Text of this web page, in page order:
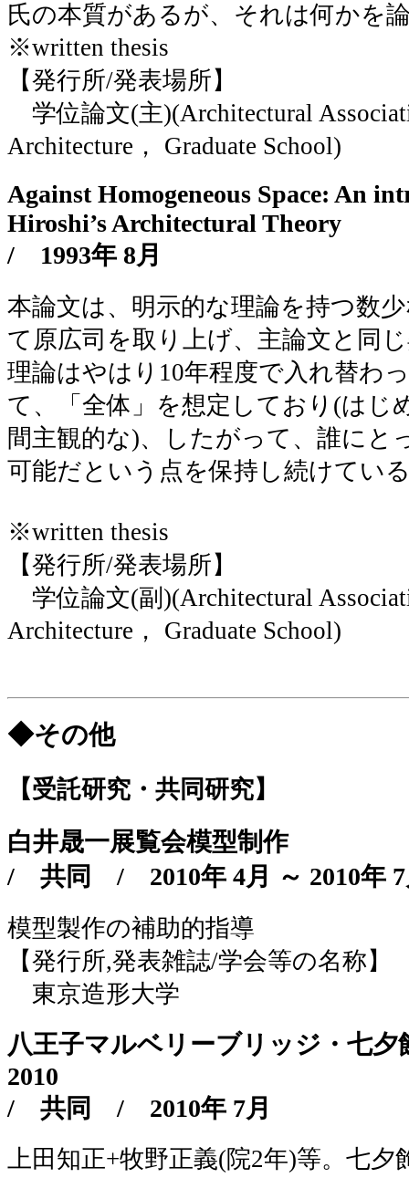
氏の本質があるが、それは何かを
※written thesis
【発行所/発表場所】
学位論文(主)(Architectural
Architecture， Graduate School)
Against Homogeneous Space: An
Hiroshi’s Architectural Theory
/ 1993年 8月
本論文は、明示的な理論を持つ数
て原広司を取り上げ、主論文と同
理論はやはり10年程度で入れ替わ
て、「全体」を想定しており(はじ
間主観的な)、したがって、誰にと
可能だという点を保持し続けてい
※written thesis
【発行所/発表場所】
学位論文(副)(Architectural
Architecture， Graduate School)
◆その他
【受託研究・共同研究】
白井晟一展覧会模型制作
/ 共同 / 2010年 4月 ～ 2010年
模型製作の補助的指導
【発行所,発表雑誌/学会等の名称】
東京造形大学
八王子マルベリーブリッジ・七
2010
/ 共同 / 2010年 7月
上田知正+牧野正義(院2年)等。七